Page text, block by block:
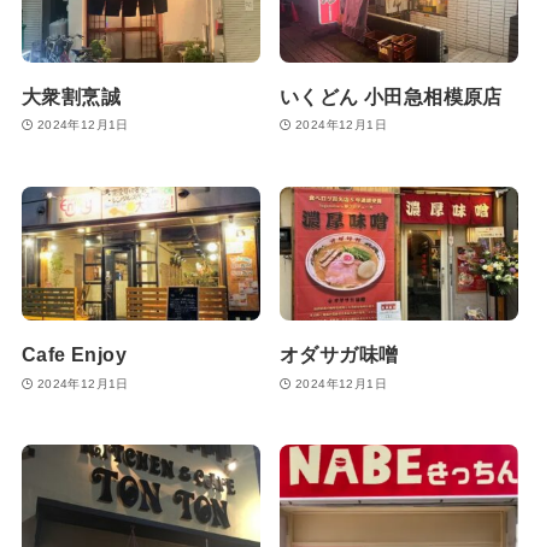
大衆割烹誠
2024年12月1日
いくどん 小田急相模原店
2024年12月1日
Cafe Enjoy
2024年12月1日
オダサガ味噌
2024年12月1日